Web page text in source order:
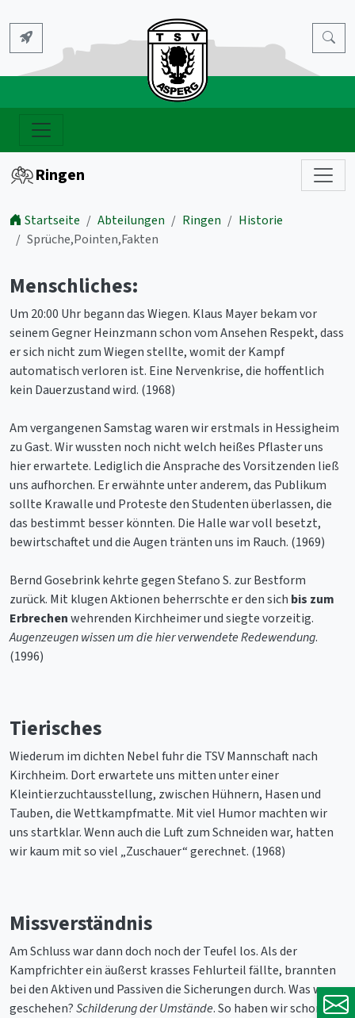
Ringen
Startseite Abteilungen Ringen
Historie
Sprüche,Pointen,Fakten
Menschliches:
Um 20:00 Uhr begann das Wiegen. Klaus Mayer bekam vor
seinem Gegner Heinzmann schon vom Ansehen Respekt, dass
er sich nicht zum Wiegen stellte, womit der Kampf
automatisch verloren ist. Eine Nervenkrise, die hoffentlich
kein Dauerzustand wird. (1968)
Am vergangenen Samstag waren wir erstmals in Hessigheim
zu Gast. Wir wussten noch nicht welch heißes Pflaster uns
hier erwartete. Lediglich die Ansprache des Vorsitzenden ließ
uns aufhorchen. Er erwähnte unter anderem, das Publikum
sollte Krawalle und Proteste den Studenten überlassen, die
das bestimmt besser könnten. Die Halle war voll besetzt,
bewirtschaftet und die Augen tränten uns im Rauch. (1969)
Bernd Gosebrink kehrte gegen Stefano S. zur Bestform
zurück. Mit klugen Aktionen beherrschte er den sich bis zum
Erbrechenwehrenden Kirchheimer und siegte vorzeitig.
Augenzeugen wissen um die hier verwendete Redewendung.
(1996)
Tierisches
Wiederum im dichten Nebel fuhr die TSV Mannschaft nach
Kirchheim. Dort erwartete uns mitten unter einer
Kleintierzuchtausstellung, zwischen Hühnern, Hasen und
Tauben, die Wettkampfmatte. Mit viel Humor machten wir
uns startklar. Wenn auch die Luft zum Schneiden war, hatten
wir kaum mit so viel „Zuschauer“ gerechnet. (1968)
Missverständnis
Am Schluss war dann doch noch der Teufel los. Als der
Kampfrichter ein äußerst krasses Fehlurteil fällte, brannten
bei den Aktiven und Passiven die Sicherungen durch. Was war
geschehen?Schilderung der Umstände. So haben wir schon